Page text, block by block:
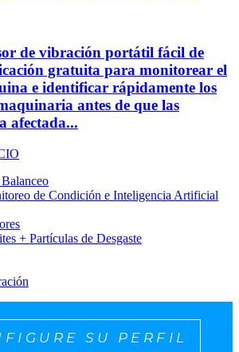
de vibración portátil fácil de
gratuita para monitorear el
e identificar rápidamente los
antes de que las
afectada...
de Condición e Inteligencia Artificial
+ Partículas de Desgaste
SU PERFIL